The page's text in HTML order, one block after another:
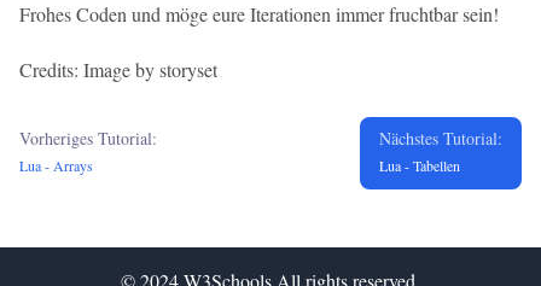
Frohes Coden und möge eure Iterationen immer fruchtbar sein!
Credits: Image by storyset
Vorheriges Tutorial:
Lua - Arrays
Nächstes Tutorial:
Lua - Tabellen
© 2024W3Schools All rights reserved.